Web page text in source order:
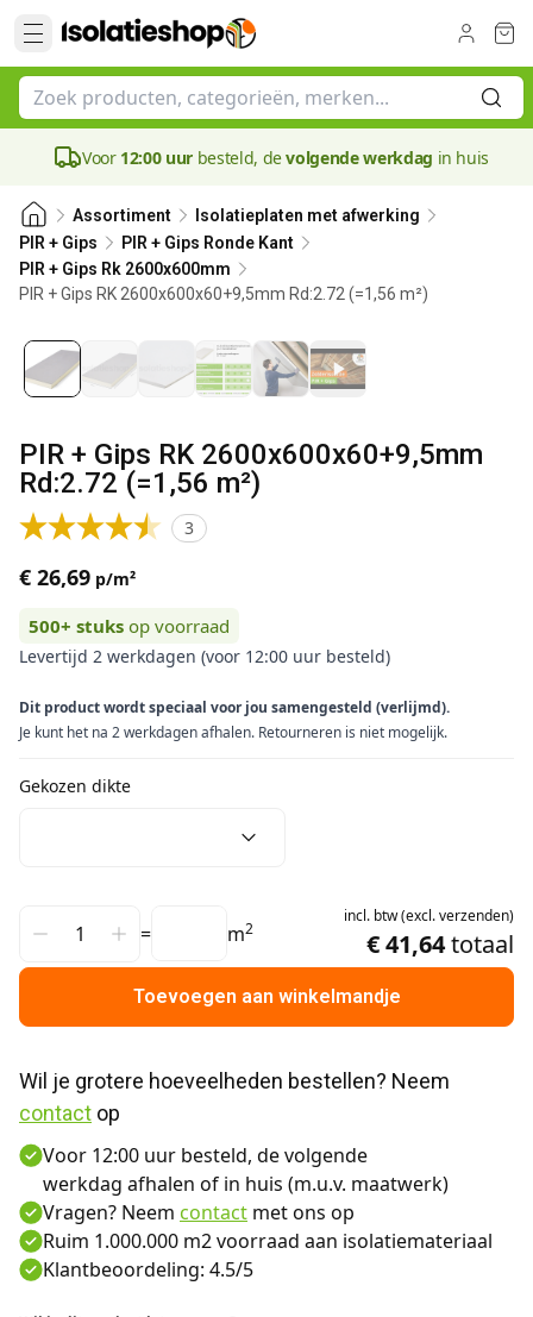
Voor 12:00 uur besteld, devolgende werkdag in huis
Assortiment
Isolatieplaten met afwerking
PIR + Gips
PIR + Gips Ronde Kant
PIR + Gips Rk 2600x600mm
PIR + Gips RK 2600x600x60+9,5mm Rd:2.72 (=1,56 m²)60 mm
PIR + Gips RK 2600x600x60+9,5mm
Rd:2.72 (=1,56 m²)
3
€ 26,69 p/m²
500+ stuks op voorraad
Levertijd 2 werkdagen (voor 12:00 uur besteld)
Dit product wordt speciaal voor jou samengesteld (verlijmd).
Je kunt het na 2 werkdagen afhalen. Retourneren is niet mogelijk.
Gekozen dikte
= m2
incl. btw(excl.verzenden)
€ 41,64totaal
Toevoegen aan winkelmandje
contact op
Voor 12:00 uur besteld, de volgende
werkdag afhalen of in huis (m.u.v. maatwerk)
Vragen? Neem contact met ons op
Ruim 1.000.000 m2 voorraad aan isolatiemateriaal
Klantbeoordeling: 4.5/5